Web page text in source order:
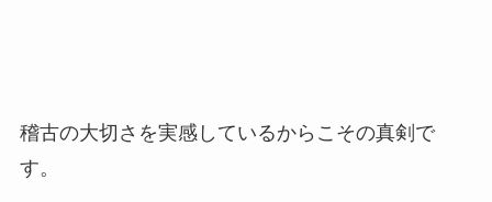
稽古の大切さを実感しているからこその真剣で
す。